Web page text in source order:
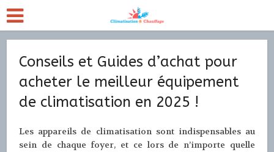
Conseils et Guides d’achat pour
acheter le meilleur équipement
de climatisation en 2025 !
Les appareils de climatisation sont indispensables au
sein de chaque foyer, et ce lors de n’importe quelle